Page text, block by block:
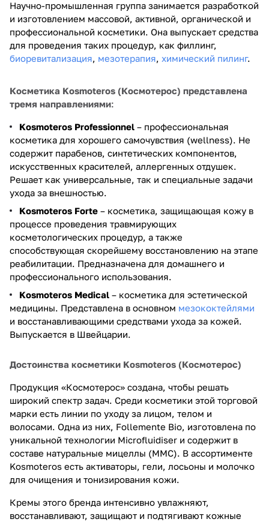
Научно-промышленная группа занимается разработкой
и изготовлением массовой, активной, органической и
профессиональной косметики. Она выпускает средства
для проведения таких процедур, как филлинг,
биоревитализация, мезотерапия, химический пилинг.
Косметика Kosmoteros (Космотерос) представлена
тремя направлениями:
Kosmoteros Professionnel – профессиональная
косметика для хорошего самочувствия (wellness). Не
содержит парабенов, синтетических компонентов,
искусственных красителей, аллергенных отдушек.
Решает как универсальные, так и специальные задачи
ухода за внешностью.
Kosmoteros Forte – косметика, защищающая кожу в
процессе проведения травмирующих
косметологических процедур, а также
способствующая скорейшему восстановлению на этапе
реабилитации. Предназначена для домашнего и
профессионального использования.
Kosmoteros Medical – косметика для эстетической
медицины. Представлена в основном мезококтейлями
и восстанавливающими средствами ухода за кожей.
Выпускается в Швейцарии.
Достоинства косметики Kosmoteros (Космотерос)
Продукция «Космотерос» создана, чтобы решать
широкий спектр задач. Среди косметики этой торговой
марки есть линии по уходу за лицом, телом и
волосами. Одна из них, Follemente Bio, изготовлена по
уникальной технологии Microfluidiser и содержит в
составе натуральные мицеллы (ММС). В ассортименте
Kosmoteros есть активаторы, гели, лосьоны и молочко
для очищения и тонизирования кожи.
Кремы этого бренда интенсивно увлажняют,
восстанавливают, защищают и подтягивают кожные